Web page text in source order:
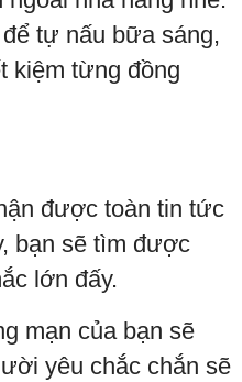
tự nấu bữa sáng,
kiệm từng đồng
được toàn tin tức
bạn sẽ tìm được
lớn đấy.
mạn của bạn sẽ
yêu chắc chắn sẽ